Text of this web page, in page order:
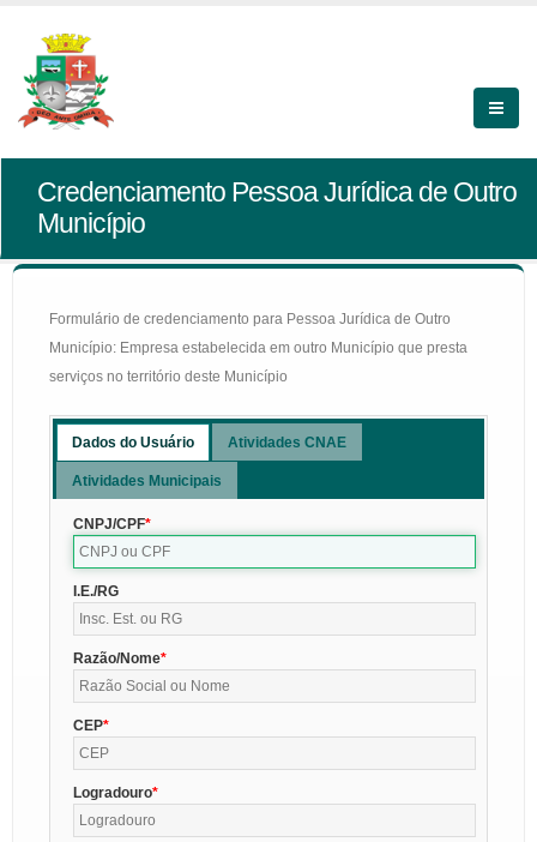
Credenciamento Pessoa Jurídica de Outro
Município
Formulário de credenciamento para Pessoa Jurídica de Outro
Município: Empresa estabelecida em outro Município que presta
serviços no território deste Município
Dados do Usuário Atividades CNAE
Atividades Municipais
CNPJ/CPF
I.E./RG
Razão/Nome
CEP
Logradouro